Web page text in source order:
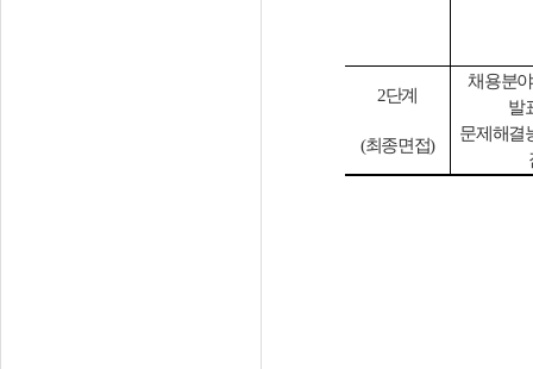
2단계
(최종면접)
채용분
발
문제해결